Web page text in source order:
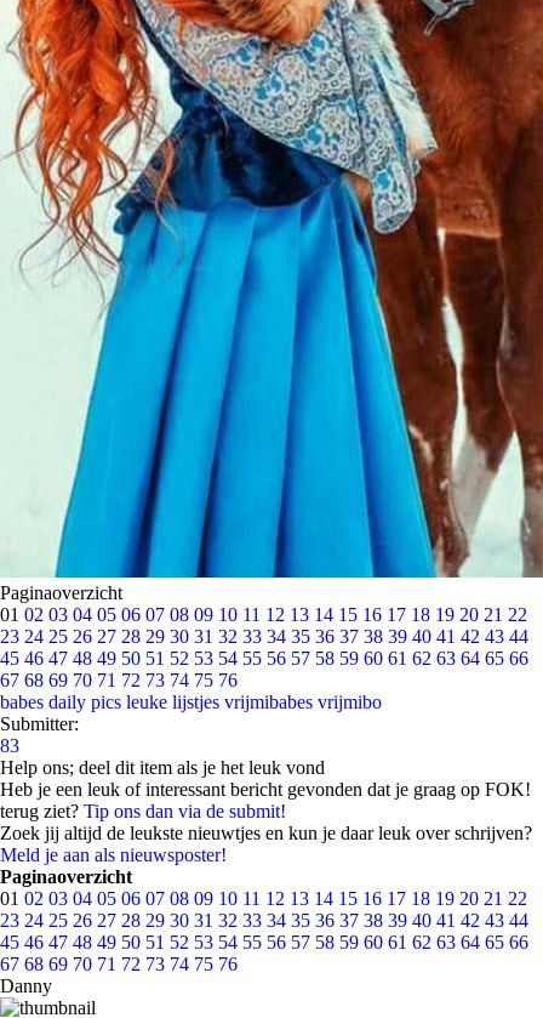
Paginaoverzicht
01 02 03 04 05 06 07 08 09 10 11 12 13 14 15 16 17 18 19 20 21 22
23 24 25 26 27 28 29 30 31 32 33 34 35 36 37 38 39 40 41 42 43 44
45 46 47 48 49 50 51 52 53 54 55 56 57 58 59 60 61 62 63 64 65 66
67 68 69 70 71 72 73 74 75 76
babes daily pics leuke lijstjes vrijmibabes vrijmibo
Submitter:
83
Help ons; deel dit item als je het leuk vond
Heb je een leuk of interessant bericht gevonden dat je graag op FOK!
terug ziet? Tip ons dan via de submit!
Zoek jij altijd de leukste nieuwtjes en kun je daar leuk over schrijven?
Meld je aan als nieuwsposter!
Paginaoverzicht
01 02 03 04 05 06 07 08 09 10 11 12 13 14 15 16 17 18 19 20 21 22
23 24 25 26 27 28 29 30 31 32 33 34 35 36 37 38 39 40 41 42 43 44
45 46 47 48 49 50 51 52 53 54 55 56 57 58 59 60 61 62 63 64 65 66
67 68 69 70 71 72 73 74 75 76
Danny